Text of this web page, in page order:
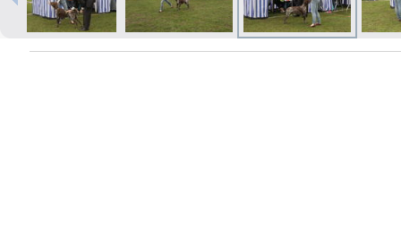
Izdrukas 1h laikā Rīgā – pasūtiet